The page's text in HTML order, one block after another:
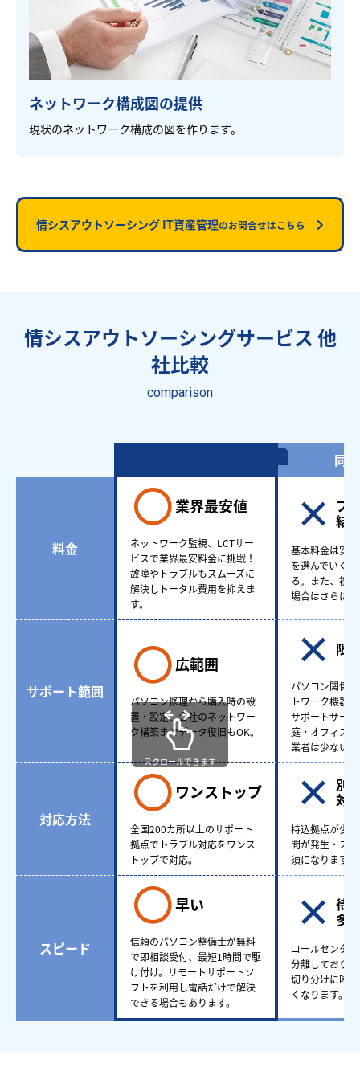
ネットワーク構成図の提供
現状のネットワーク構成の図を作ります。
情シスアウトソーシング IT資産管理のお問合せはこちら
情シスアウトソーシングサービス 他
社比較
comparison
同
料金
業界最安値
ネットワーク監視、LCTサー
ビスで業界最安料金に挑戦！
故障やトラブルもスムーズに
解決しトータル費用を抑えま
す。
プ
結
基本料金は安
を選んでいく
る。また、複
場合はさらに
サポート範囲
広範囲
パソコン修理から購入時の設
置・設定、会社のネットワー
ク構築までデータ復旧もOK。
限
パソコン関係
トワーク機器
サポートサー
庭・オフィス
業者は少ない。
対応方法
ワンストップ
全国200カ所以上のサポート
拠点でトラブル対応をワンス
トップで対応。
別
対
持込拠点が少
間が発生・ス
須になります。
スピード
早い
信頼のパソコン整備士が無料
で即相談受付、最短1時間で駆
け付け。リモートサポートソ
フトを利用し電話だけで解決
できる場合もあります。
待
多
コールセンタ
分離しており
切り分けに時
くなります。
スクロールできます